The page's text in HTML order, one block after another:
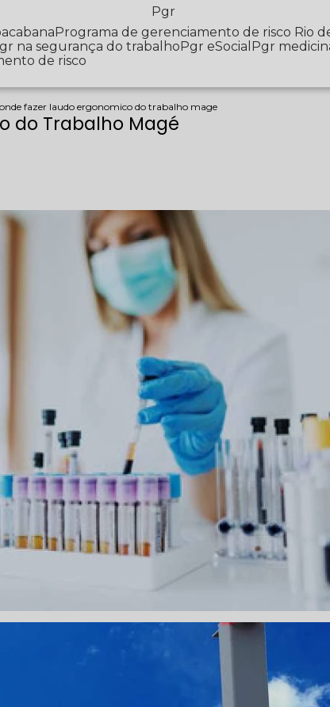
Pgr
Programa de gerenciamento de risco Rio
Pgr na segurança do trabalho Pgr eSocial Pgr
de risco
onde fazer laudo ergonomico do trabalho mage
do Trabalho Magé